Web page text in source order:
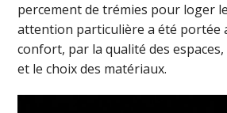
percement de trémies pour loger
attention particulière a été portée
confort, par la qualité des
et le choix des matériaux.